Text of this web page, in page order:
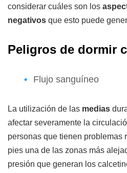
considerar cuáles son los
negativos que esto puede
Peligros de dormir
Flujo sanguíneo
La utilización de las medias
afectar severamente la
personas que tienen problemas
pies una de las zonas más
presión que generan los